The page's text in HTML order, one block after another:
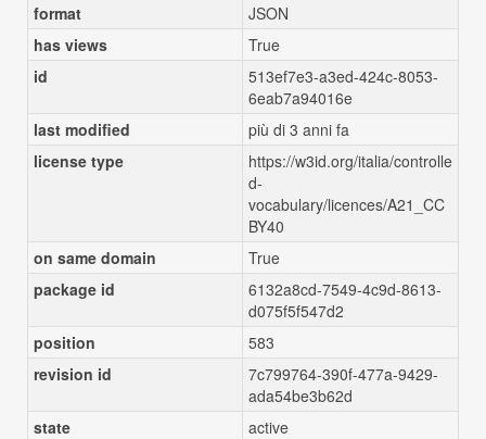
format
JSON
has views
True
id
513ef7e3-a3ed-424c-8053-
6eab7a94016e
last modified
più di 3 anni fa
license type
https://w3id.org/italia/controlle
d-
vocabulary/licences/A21_CC
BY40
on same domain
True
package id
6132a8cd-7549-4c9d-8613-
d075f5f547d2
position
583
revision id
7c799764-390f-477a-9429-
ada54be3b62d
state
active